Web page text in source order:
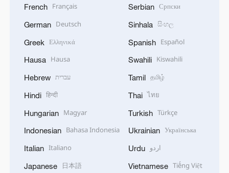
French Français
German Deutsch
Greek Ελληνικά
Hausa Hausa
Hebrew עברית
Hindi हिन्दी
Hungarian Magyar
Indonesian Bahasa Indonesia
Italian Italiano
Japanese 日本語
Serbian Српски
Sinhala සිංහල
Spanish Español
Swahili Kiswahili
Tamil தமிழ்
Thai ไทย
Turkish Türkçe
Ukrainian Українська
Urdu اردو
Vietnamese Tiếng Việt